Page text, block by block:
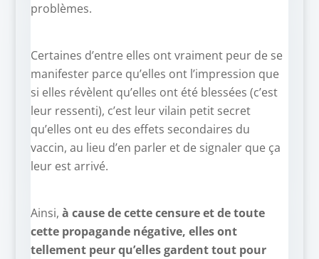
problèmes.
Certaines d’entre elles ont vraiment peur de se
manifester parce qu’elles ont l’impression que
si elles révèlent qu’elles ont été blessées (c’est
leur ressenti), c’est leur vilain petit secret
qu’elles ont eu des effets secondaires du
vaccin, au lieu d’en parler et de signaler que ça
leur est arrivé.
Ainsi, à cause de cette censure et de toute
cette propagande négative, elles ont
tellement peur qu’elles gardent tout pour